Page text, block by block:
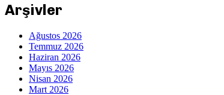
Arşivler
Ağustos 2026
Temmuz 2026
Haziran 2026
Mayıs 2026
Nisan 2026
Mart 2026